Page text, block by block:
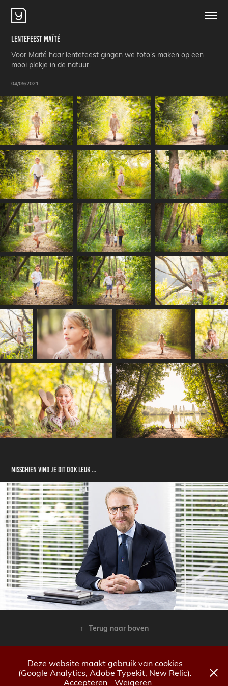
Lentefeest Maïté
Voor Maïté haar lentefeest gingen we foto's maken op een
mooi plekje in de natuur.
04/09/2021
Misschien vind je dit ook leuk ...
Portret Erik De Vos
↑ Terug naar boven
© Yannig Van de Wouwer fotografie
Deze website maakt gebruik van cookies
(Google Analytics, Adobe Typekit, New Relic).
Accepteren
Weigeren